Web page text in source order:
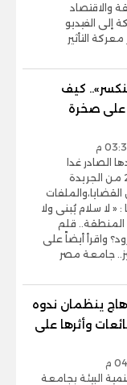
والاقتصاد
إلى الفيديو
التأثير
كيف
على صخرة
الصادر غدا
الخميس الموافق 30-4-2026 من الجريدة
لا سلام يُبنى ولا
قلم
واقرأ أيضاً على
جامعة مصر
ينظمان ندوه
وأثرها على
البيئة بجامعة